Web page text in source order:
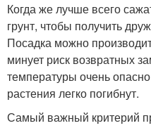
Когда же лучше всего
грунт, чтобы получить
Посадка можно
минует риск возвратных
температуры очень
растения легко погибнут.
Самый важный критерий